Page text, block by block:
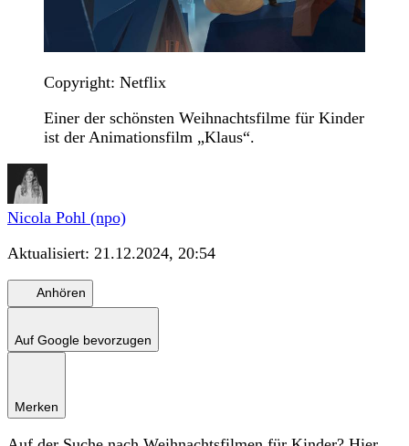
Copyright: Netflix
Einer der schönsten Weihnachtsfilme für Kinder
ist der Animationsfilm „Klaus“.
Nicola Pohl (npo)
Aktualisiert: 21.12.2024, 20:54
Anhören
Auf Google bevorzugen
Merken